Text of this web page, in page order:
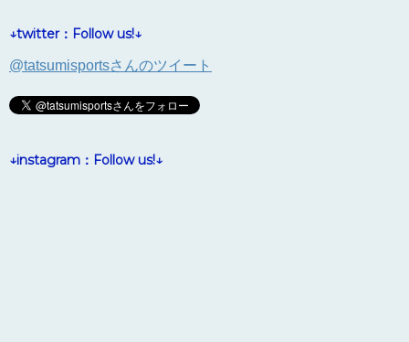
↓twitter：Follow us!↓
@tatsumisportsさんのツイート
↓instagram：Follow us!↓